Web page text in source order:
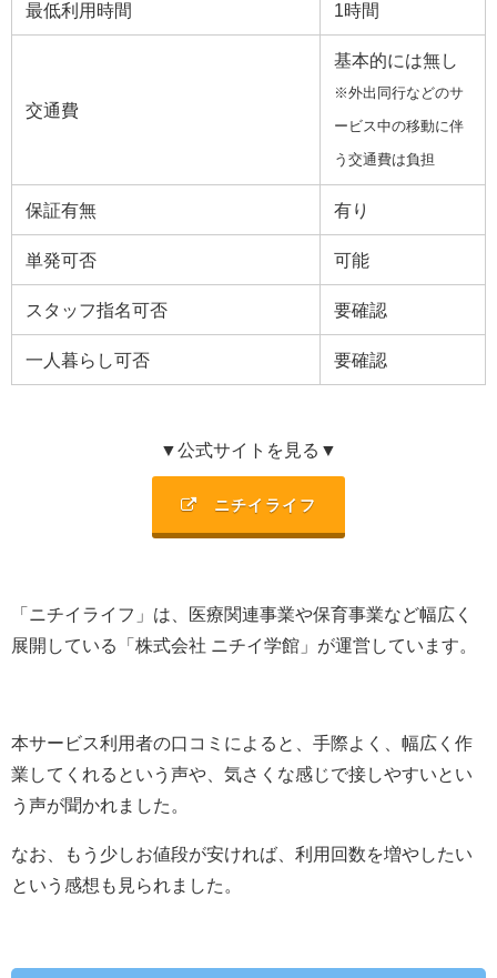
最低利用時間 1時間
交通費
基本的には無し
※外出同行などのサ
ービス中の移動に伴
う交通費は負担
保証有無 有り
単発可否 可能
スタッフ指名可否 要確認
一人暮らし可否 要確認
▼公式サイトを見る▼
ニチイライフ
「ニチイライフ」は、
医療関連事業や保育事業など幅広く
展開 している「 株式会社 ニチイ学館 」が運営しています。
本サービス利用者の口コミによると、手際よく、幅広く作
業してくれるという声や、気さくな感じで接しやすいとい
う声が聞かれました。
なお、もう少しお値段が安ければ、利用回数を増やしたい
という感想も見られました。